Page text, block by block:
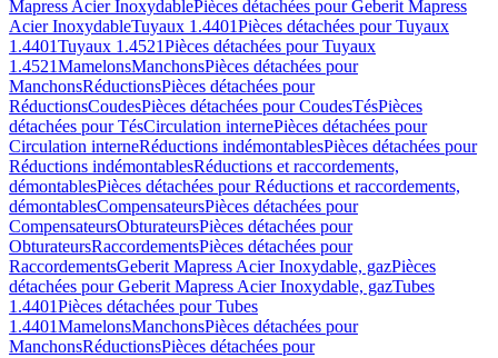
Mapress Acier InoxydablePièces détachées pour Geberit Mapress
Acier InoxydableTuyaux 1.4401Pièces détachées pour Tuyaux
1.4401Tuyaux 1.4521Pièces détachées pour Tuyaux
1.4521MamelonsManchonsPièces détachées pour
ManchonsRéductionsPièces détachées pour
RéductionsCoudesPièces détachées pour CoudesTésPièces
détachées pour TésCirculation internePièces détachées pour
Circulation interneRéductions indémontablesPièces détachées pour
Réductions indémontablesRéductions et raccordements,
démontablesPièces détachées pour Réductions et raccordements,
démontablesCompensateursPièces détachées pour
CompensateursObturateursPièces détachées pour
ObturateursRaccordementsPièces détachées pour
RaccordementsGeberit Mapress Acier Inoxydable, gazPièces
détachées pour Geberit Mapress Acier Inoxydable, gazTubes
1.4401Pièces détachées pour Tubes
1.4401MamelonsManchonsPièces détachées pour
ManchonsRéductionsPièces détachées pour